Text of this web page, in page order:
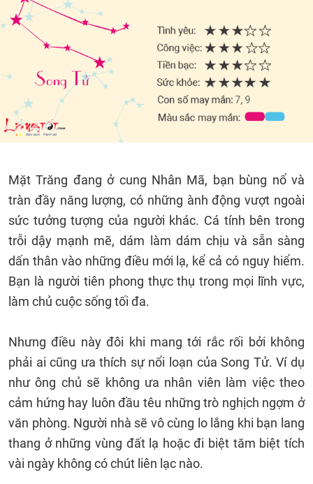
Mặt Trăng đang ở cung Nhân Mã, bạn bùng nổ và
tràn đầy năng lượng, có những ành động vượt ngoài
sức tưởng tượng của người khác. Cá tính bên trong
trỗi dậy mạnh mẽ, dám làm dám chịu và sẵn sàng
dấn thân vào những điều mới lạ, kể cả có nguy hiểm.
Bạn là người tiên phong thực thụ trong mọi lĩnh vực,
làm chủ cuộc sống tối đa.
Nhưng điều này đôi khi mang tới rắc rối bởi không
phải ai cũng ưa thích sự nổi loạn của Song Tử. Ví dụ
như ông chủ sẽ không ưa nhân viên làm việc theo
cảm hứng hay luôn đầu têu những trò nghịch ngợm ở
văn phòng. Người nhà sẽ vô cùng lo lắng khi bạn lang
thang ở những vùng đất lạ hoặc đi biệt tăm biệt tích
vài ngày không có chút liên lạc nào.